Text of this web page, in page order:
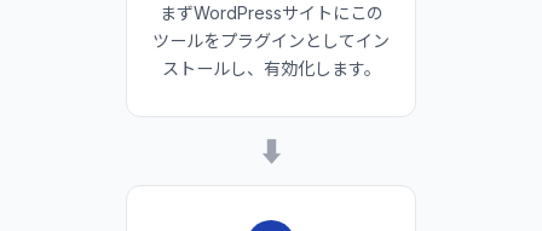
まずWordPressサイトにこの
ツールをプラグインとしてイン
ストールし、有効化します。
➡